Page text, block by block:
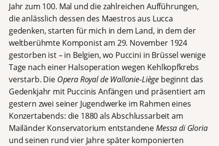
Jahr zum 100. Mal und die zahlreichen Aufführungen,
die anlässlich dessen des Maestros aus Lucca
gedenken, starten für mich in dem Land, in dem der
weltberühmte Komponist am 29. November 1924
gestorben ist – in Belgien, wo Puccini in Brüssel wenige
Tage nach einer Halsoperation wegen Kehlkopfkrebs
verstarb. Die Opera Royal de Wallonie-Liège beginnt das
Gedenkjahr mit Puccinis Anfängen und präsentiert am
gestern zwei seiner Jugendwerke im Rahmen eines
Konzertabends: die 1880 als Abschlussarbeit am
Mailänder Konservatorium entstandeneMessa di Gloria
und seinen rund vier Jahre später komponierten